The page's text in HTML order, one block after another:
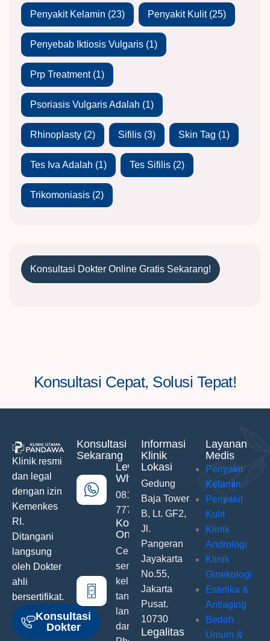
Penyakit Kelamin (23) Penyakit Kulit(25)
Penyebab Iktiosis Vulgaris (1)
Prp Treatment(1)
Psoriasis Vulgaris Adalah (1)
Rhinoplasty (2) Sifilis (3) Skin Tag (1)
Tes Iva Adalah (1) Tes Sifilis (2)
Trikomoniasis (2)
Konsultasi Dokter Online Gratis Sekarang!
Konsultasi Cepat, Solusi Tepat!
Klinik resmi
dan legal
dengan izin
Kemenkes
RI.
Ditangani
langsung
oleh Dokter
ahli
bersertifikat.
Konsultasi
Dokter
Konsultasi
Sekarang
Lewat
WhatsApp
0811-742-
777
Konsultasi
Online
Ceritakan
semua
keluhanmu
tanpa malu
langsung
dari Hand
Informasi
Klinik
Lokasi
Gedung
Baja Tower
B, Lt. GF2,
Jl.
Pangeran
Jayakarta
No.55,
Jakarta
Pusat.
10730
Legalitas
Layanan
Medis
Penyakit
Kelamin
Penyakit
Kulit
Klinik
Andrologi
Klinik
Ginekologi
Estetika &
Antiaging
Bedah
Umum &